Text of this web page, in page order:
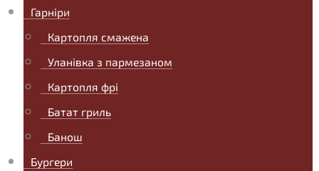
Гарніри
Картопля смажена
Уланівка з пармезаном
Картопля фрі
Батат гриль
Банош
Бургери